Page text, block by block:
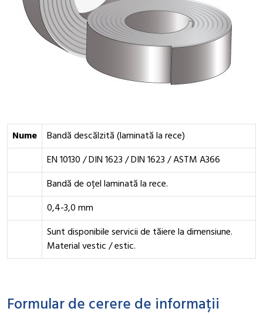
Nume
Bandă descălzită (laminată la rece)
EN 10130 / DIN 1623 / DIN 1623 / ASTM A366
Bandă de oțel laminată la rece.
0,4-3,0 mm
Sunt disponibile servicii de tăiere la dimensiune.
Material vestic / estic.
Formular de cerere de informații